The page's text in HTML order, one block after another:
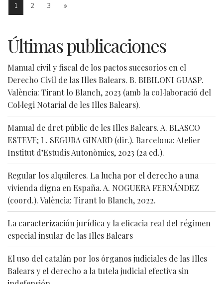
1 2 3
Últimas publicaciones
Manual civil y fiscal de los pactos sucesorios en el
Derecho Civil de las Illes Balears. B. BIBILONI GUASP.
València: Tirant lo Blanch, 2023 (amb la col·laboració del
Col·legi Notarial de les Illes Balears).
Manual de dret públic de les Illes Balears. A. BLASCO
ESTEVE; L. SEGURA GINARD (dir.). Barcelona: Atelier –
Institut d’Estudis Autonòmics, 2023 (2a ed.).
Regular los alquileres. La lucha por el derecho a una
vivienda digna en España. A. NOGUERA FERNÁNDEZ
(coord.). València: Tirant lo Blanch, 2022.
La caracterización jurídica y la eficacia real del régimen
especial insular de las Illes Balears
El uso del catalán por los órganos judiciales de las Illes
Balears y el derecho a la tutela judicial efectiva sin